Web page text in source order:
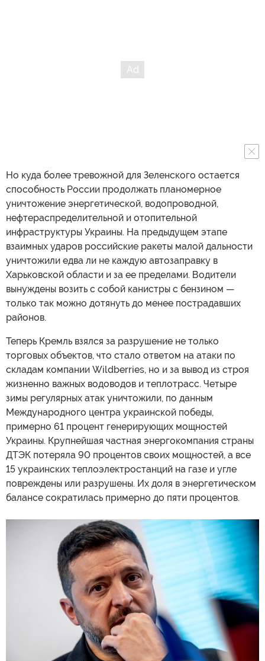
Но куда более тревожной для Зеленского остается
способность России продолжать планомерное
уничтожение энергетической, водопроводной,
нефтераспределительной и отопительной
инфраструктуры Украины. На предыдущем этапе
взаимных ударов российские ракеты малой дальности
уничтожили едва ли не каждую автозаправку в
Харьковской области и за ее пределами. Водители
вынуждены возить с собой канистры с бензином —
только так можно дотянуть до менее пострадавших
районов.
Теперь Кремль взялся за разрушение не только
торговых объектов, что стало ответом на атаки по
складам компании Wildberries, но и за вывод из строя
жизненно важных водоводов и теплотрасс. Четыре
зимы регулярных атак уничтожили, по данным
Международного центра украинской победы,
примерно 61 процент генерирующих мощностей
Украины. Крупнейшая частная энергокомпания страны
ДТЭК потеряла 90 процентов своих мощностей, а все
15 украинских теплоэлектростанций на газе и угле
повреждены или разрушены. Их доля в энергетическом
балансе сократилась примерно до пяти процентов.